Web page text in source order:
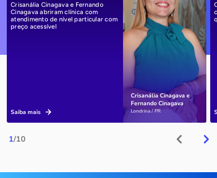
1/10
Crisanália Cinagava e
Fernando Cinagava
Londrina / PR
Crisanália Cinagava e Fernando
Cinagava abriram clínica com
atendimento de nível particular com
preço acessível
Saiba mais